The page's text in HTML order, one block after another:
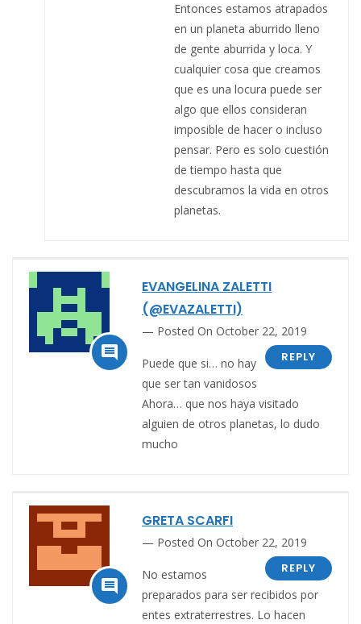
Entonces estamos atrapados
en un planeta aburrido lleno
de gente aburrida y loca. Y
cualquier cosa que creamos
que es una locura puede ser
algo que ellos consideran
imposible de hacer o incluso
pensar. Pero es solo cuestión
de tiempo hasta que
descubramos la vida en otros
planetas.

EVANGELINA ZALETTI
(@EVAZALETTI)
Posted On October 22, 2019
REPLY
Puede que si… no hay
que ser tan vanidosos
Ahora… que nos haya visitado
alguien de otros planetas, lo dudo
mucho

GRETA SCARFI
Posted On October 22, 2019
REPLY
No estamos
preparados para ser recibidos por
entes extraterrestres. Lo hacen